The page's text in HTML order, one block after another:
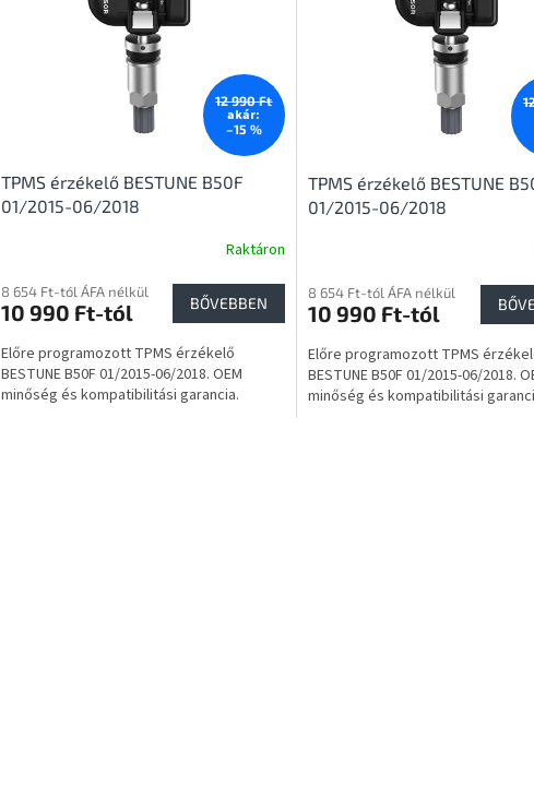
12 990 Ft
akár:
–15 %
TPMS érzékelő BESTUNE B50F
01/2015-06/2018
Raktáron
8 654 Ft-tól ÁFA nélkül
10 990 Ft-tól BŐVEBBEN
Előre programozott TPMS érzékelő
BESTUNE B50F 01/2015-06/2018. OEM
minőség és kompatibilitási garancia.
TPMS érzékelő BESTUNE
01/2015-06/2018
8 654 Ft-tól ÁFA nélkül
10 990 Ft-tól
Előre programozott TPMS
BESTUNE B50F 01/2015-06/2018.
minőség és kompatibilitási